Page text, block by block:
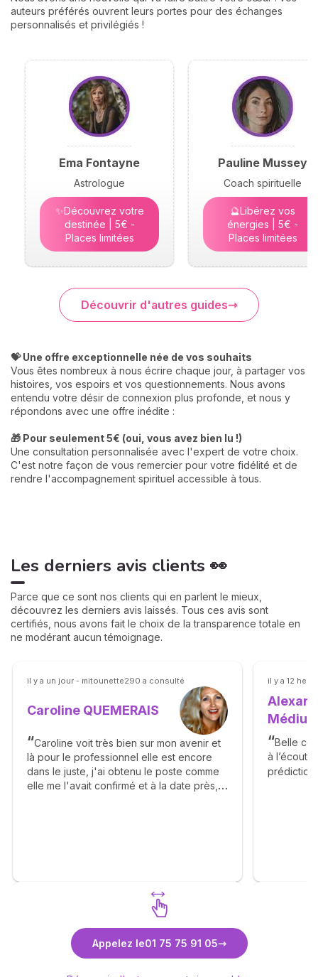
auteurs préférés ouvrent leurs portes pour des échanges
personnalisés et privilégiés !
Ema Fontayne
Astrologue
✨Découvrez votre
destinée | 5€ -
Places limitées
Pauline Mussey
Coach spirituelle
🔮Libérez vos
énergies | 5€ -
Places limitées
Découvrir d'autres guides
💝 Une offre exceptionnelle née de vos souhaits
Vous êtes nombreux à nous écrire chaque jour, à partager vos
histoires, vos espoirs et vos questionnements. Nous avons
entendu votre désir de connexion plus profonde, et nous y
répondons avec une offre inédite :
🎁 Pour seulement 5€ (oui, vous avez bien lu !)
Une consultation personnalisée avec l'expert de votre choix.
C'est notre façon de vous remercier pour votre fidélité et de
rendre l'accompagnement spirituel accessible à tous.
Les derniers avis clients 👀
Parce que ce sont nos clients qui en parlent le mieux,
découvrez les derniers avis laissés. Tous ces avis sont
certifiés, nous avons fait le choix de la transparence totale en
ne modérant aucun témoignage.
il y a un jour - mitounette290 a consulté
Caroline QUEMERAIS
Caroline voit très bien sur mon avenir et
là pour le professionnel elle est encore
dans le juste, j'ai obtenu le poste comme
elle me l'avait confirmé et à la date près,
Découvrez Caroline QUEMERAIS
il y a 12
Belle
à
Appelez le01 75 75 91 05